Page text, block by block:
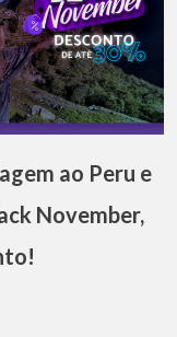
ao Peru e
November,